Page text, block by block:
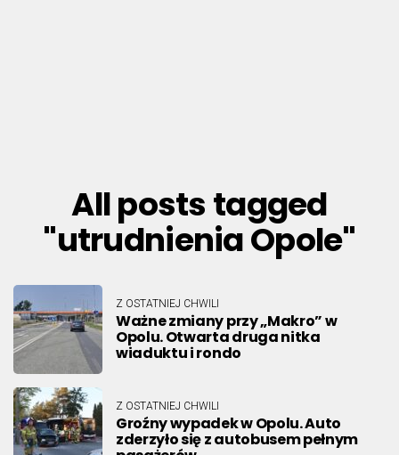
All posts tagged
"utrudnienia Opole"
Z OSTATNIEJ CHWILI
Ważne zmiany przy „Makro” w
Opolu. Otwarta druga nitka
wiaduktu i rondo
Z OSTATNIEJ CHWILI
Groźny wypadek w Opolu. Auto
zderzyło się z autobusem pełnym